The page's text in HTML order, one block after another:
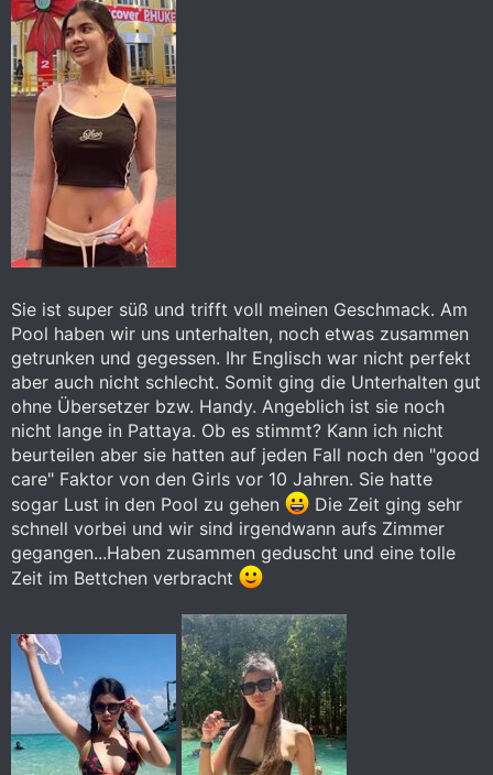
Sie ist super süß und trifft voll meinen Geschmack. Am
Pool haben wir uns unterhalten, noch etwas zusammen
getrunken und gegessen. Ihr Englisch war nicht perfekt
aber auch nicht schlecht. Somit ging die Unterhalten gut
ohne Übersetzer bzw. Handy. Angeblich ist sie noch
nicht lange in Pattaya. Ob es stimmt? Kann ich nicht
beurteilen aber sie hatten auf jeden Fall noch den "good
care" Faktor von den Girls vor 10 Jahren. Sie hatte
sogar Lust in den Pool zu gehen
Die Zeit ging sehr
schnell vorbei und wir sind irgendwann aufs Zimmer
gegangen...Haben zusammen geduscht und eine tolle
Zeit im Bettchen verbracht